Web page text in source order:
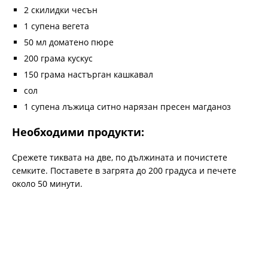
2 скилидки чесън
1 супена вегета
50 мл доматено пюре
200 грама кускус
150 грама настърган кашкавал
сол
1 супена лъжица ситно нарязан пресен магданоз
Необходими продукти:
Срежете тиквата на две, по дължината и почистете
семките. Поставете в загрята до 200 градуса и печете
около 50 минути.